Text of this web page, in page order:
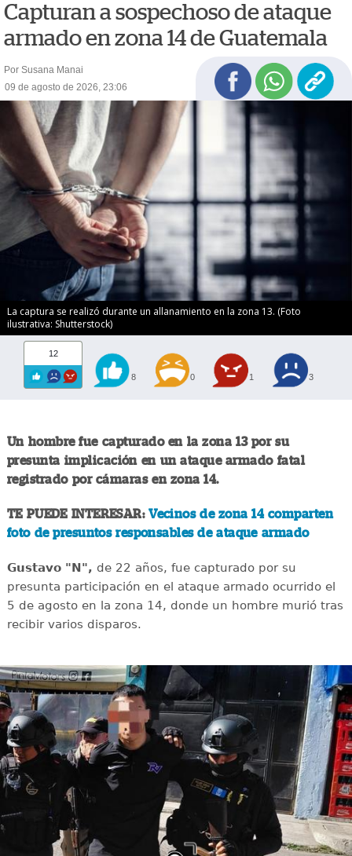
Capturan a sospechoso de ataque
armado en zona 14 de Guatemala
Por Susana Manai
09 de agosto de 2026, 23:06
La captura se realizó durante un allanamiento en la zona 13. (Foto
ilustrativa: Shutterstock)
12
8 0 1 3
Un hombre fue capturado en la zona 13 por su
presunta implicación en un ataque armado fatal
registrado por cámaras en zona 14.
TE PUEDE INTERESAR:Vecinos de zona 14 comparten
foto de presuntos responsables de ataque armado
Gustavo "N", de 22 años, fue capturado por su
presunta participación en el ataque armado ocurrido el
5 de agosto en la zona 14, donde un hombre murió tras
recibir varios disparos.